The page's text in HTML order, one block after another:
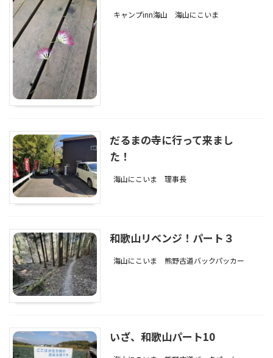
キャンプinn海山 海山にこいま
だるまの寺に行って来まし
た！
海山にこいま 理事長
和歌山リベンジ！パート３
海山にこいま 熊野古道バックパッカー
いざ、和歌山パート10